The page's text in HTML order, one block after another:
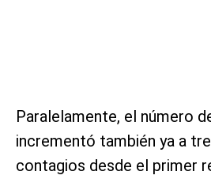
Paralelamente, el número
incrementó también ya a
contagios desde el primer